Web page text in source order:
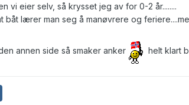
vi eier selv, så krysset jeg av for 0-2 år........
båt lærer man seg å manøvrere og
annen side så smaker anker helt klart